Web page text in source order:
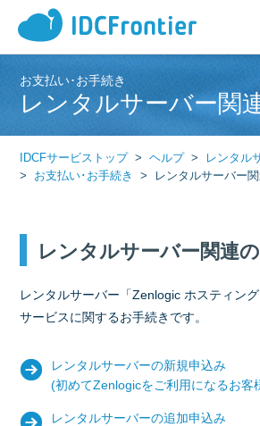
お支払い･お手続き
レンタルサーバー関
IDCFサービストップ ヘルプ
レンタル
お支払い･お手続き
レンタルサーバー
レンタルサーバー関連
レンタルサーバー「Zenlogic ホスティン
サービスに関するお手続きです。
レンタルサーバーの新規申込み
(初めてZenlogicをご利用になるお客
レンタルサーバーの追加申込み